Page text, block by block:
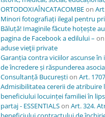
ORTODOXIAÎNCATACOMBEon
Minori fotografiați ilegal pentru
Băluță! Imaginile făcute hoțește
pagina de Facebook a edilului – on
aduse vieţii private
Garanția contra viciilor ascunse în
de încredere și răspunderea
Consultanță Bucureștion Art.
Admisibilitatea cererii de atribuire
beneficiului locuinței familiei în
partaj - ESSENTIALSon Art. 324.